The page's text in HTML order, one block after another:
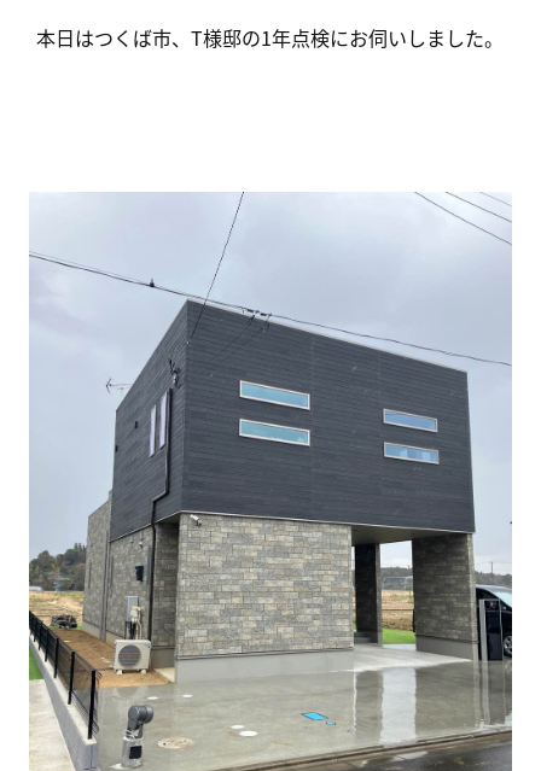
本日はつくば市、T様邸の1年点検にお伺いしました。